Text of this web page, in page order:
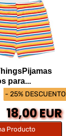
- 25% DESCUENTO
para...
18,00 EUR
Producto